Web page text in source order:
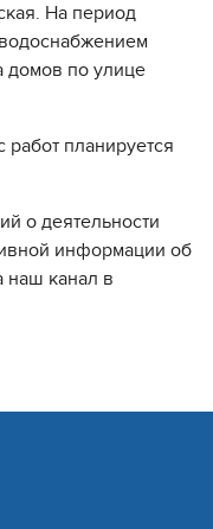
На период
домов по улице
планируется
о деятельности
информации об
наш канал в